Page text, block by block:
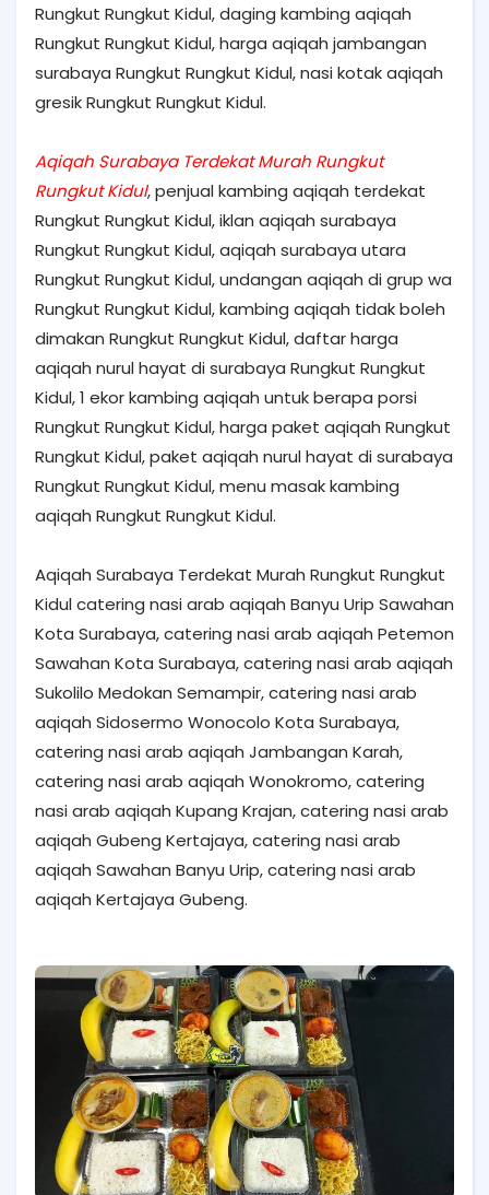
Rungkut Rungkut Kidul, daging kambing aqiqah
Rungkut Rungkut Kidul, harga aqiqah jambangan
surabaya Rungkut Rungkut Kidul, nasi kotak aqiqah
gresik Rungkut Rungkut Kidul.
Aqiqah Surabaya Terdekat Murah Rungkut
Rungkut Kidul, penjual kambing aqiqah terdekat
Rungkut Rungkut Kidul, iklan aqiqah surabaya
Rungkut Rungkut Kidul, aqiqah surabaya utara
Rungkut Rungkut Kidul, undangan aqiqah di grup wa
Rungkut Rungkut Kidul, kambing aqiqah tidak boleh
dimakan Rungkut Rungkut Kidul, daftar harga
aqiqah nurul hayat di surabaya Rungkut Rungkut
Kidul, 1 ekor kambing aqiqah untuk berapa porsi
Rungkut Rungkut Kidul, harga paket aqiqah Rungkut
Rungkut Kidul, paket aqiqah nurul hayat di surabaya
Rungkut Rungkut Kidul, menu masak kambing
aqiqah Rungkut Rungkut Kidul.
Aqiqah Surabaya Terdekat Murah Rungkut Rungkut
Kidul catering nasi arab aqiqah Banyu Urip Sawahan
Kota Surabaya, catering nasi arab aqiqah Petemon
Sawahan Kota Surabaya, catering nasi arab aqiqah
Sukolilo Medokan Semampir, catering nasi arab
aqiqah Sidosermo Wonocolo Kota Surabaya,
catering nasi arab aqiqah Jambangan Karah,
catering nasi arab aqiqah Wonokromo, catering
nasi arab aqiqah Kupang Krajan, catering nasi arab
aqiqah Gubeng Kertajaya, catering nasi arab
aqiqah Sawahan Banyu Urip, catering nasi arab
aqiqah Kertajaya Gubeng.